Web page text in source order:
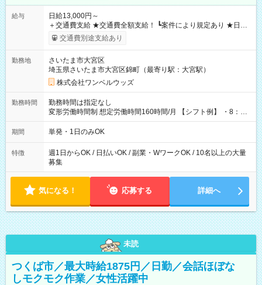
給与
日給13,000円～
＋交通費支給 ★交通費全額支給！ ┗案件により規定あり ★日払
いOK！（規定あり） ┗働いたその日に現金GET♪ お仕事後はコ
ンビニATMから 日払い分を引き落とせます！ 【試用期間】試
交通費別途支給あり
勤務地
さいたま市大宮区
埼玉県さいたま市大宮区錦町（最寄り駅：大宮駅）
株式会社ワンベルウッズ
勤務時間
勤務時間は指定なし
変形労働時間制 想定労働時間160時間/月 【シフト例】 ・8：00
～21：00
期間 単発・1日のみOK
特徴
週1日からOK / 日払いOK / 副業・WワークOK / 10名以上の大量
募集
気になる！ 応募する 詳細へ
未読
つくば市／最大時給1875円／日勤／会話ほぼな
しモクモク作業／女性活躍中